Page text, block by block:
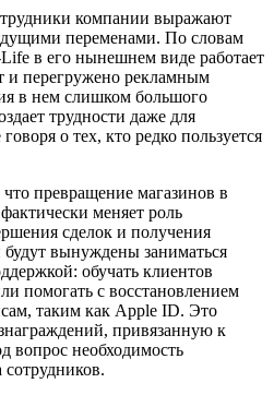
компании выражают
переменами. По словам
в его нынешнем виде работает
и перегружено рекламным
в нем слишком большого
трудности даже для
о тех, кто редко пользуется
превращение магазинов в
меняет роль
сделок и получения
вынуждены заниматься
обучать клиентов
помогать с восстановлением
таким как Apple ID. Это
привязанную к
вопрос необходимость